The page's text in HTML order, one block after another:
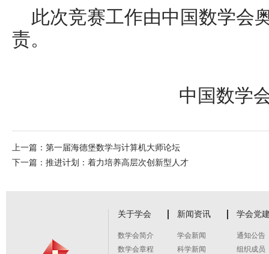
此次竞赛工作由中国数学会
责。
中国数学
上一篇： 第一届海德堡数学与计算机大师论坛
下一篇： 推进计划：着力培养高层次创新型人才
关于学会
数学会简介
数学会章程
新闻资讯
学会新闻
科学新闻
学会党
通知公告
组织成员